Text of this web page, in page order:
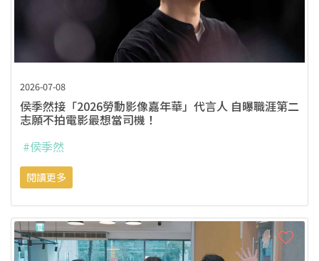
2026-07-08
侯季然接「2026勞動影像嘉年華」代言人 自曝職涯第二
志願不拍電影最想當司機！
#侯季然
閱讀更多